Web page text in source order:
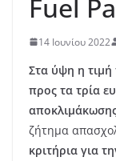
Fuel
14 Ιουνίου 2022
Στα ύψη η τιμή
προς τα τρία
ζήτημα
κριτήρια για